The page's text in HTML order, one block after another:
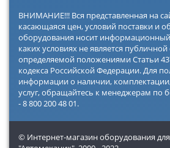
ВНИМАНИЕ!!! Вся представленная на
касающаяся цен, условий поставки и
оборудования носит
каких условиях не является
определяемой положениями Статьи
кодекса Российской Федерации. Для
информации о наличии,
услуг, обращайтесь к менеджерам по
- 8 800 200 48 01.
© Интернет-магазин оборудования